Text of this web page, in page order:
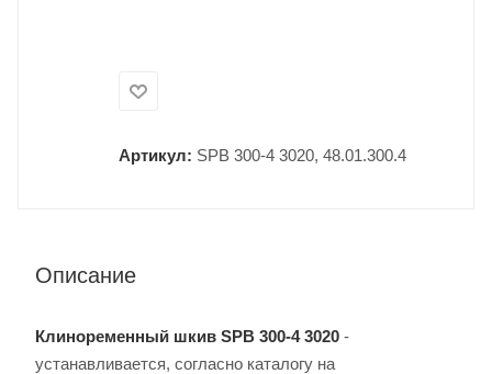
Артикул: SPB 300-4 3020, 48.01.300.4
Описание
Клиноременный шкив SPB 300-4 3020 -
устанавливается, согласно каталогу на